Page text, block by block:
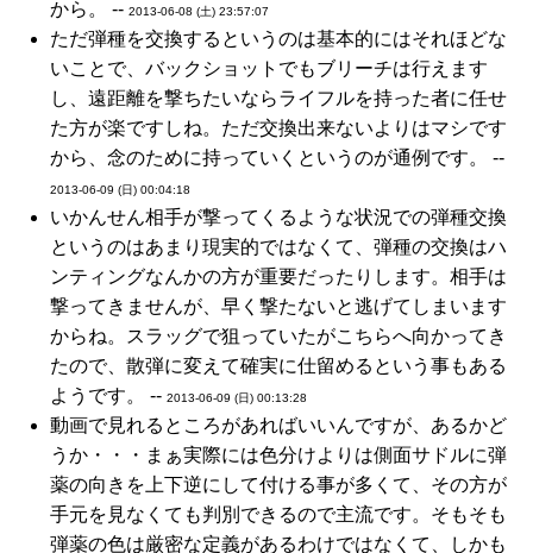
から。 -- 2013-06-08 (土) 23:57:07
ただ弾種を交換するというのは基本的にはそれほどな
いことで、バックショットでもブリーチは行えます
し、遠距離を撃ちたいならライフルを持った者に任せ
た方が楽ですしね。ただ交換出来ないよりはマシです
から、念のために持っていくというのが通例です。 --
2013-06-09 (日) 00:04:18
いかんせん相手が撃ってくるような状況での弾種交換
というのはあまり現実的ではなくて、弾種の交換はハ
ンティングなんかの方が重要だったりします。相手は
撃ってきませんが、早く撃たないと逃げてしまいます
からね。スラッグで狙っていたがこちらへ向かってき
たので、散弾に変えて確実に仕留めるという事もある
ようです。 -- 2013-06-09 (日) 00:13:28
動画で見れるところがあればいいんですが、あるかど
うか・・・まぁ実際には色分けよりは側面サドルに弾
薬の向きを上下逆にして付ける事が多くて、その方が
手元を見なくても判別できるので主流です。そもそも
弾薬の色は厳密な定義があるわけではなくて、しかも